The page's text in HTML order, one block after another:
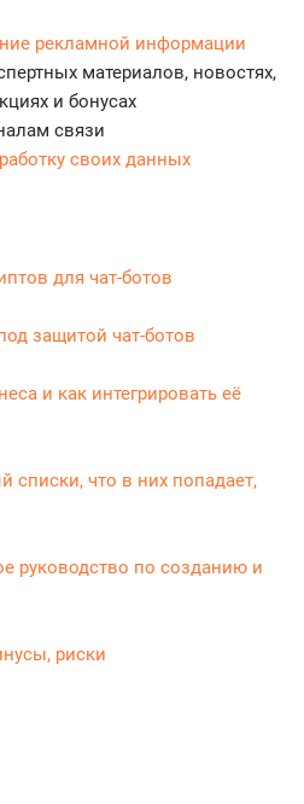
рекламной информации
материалов, новостях,
и бонусах
связи
своих данных
для чат-ботов
защитой чат-ботов
и как интегрировать её
списки, что в них попадает,
руководство по созданию и
риски